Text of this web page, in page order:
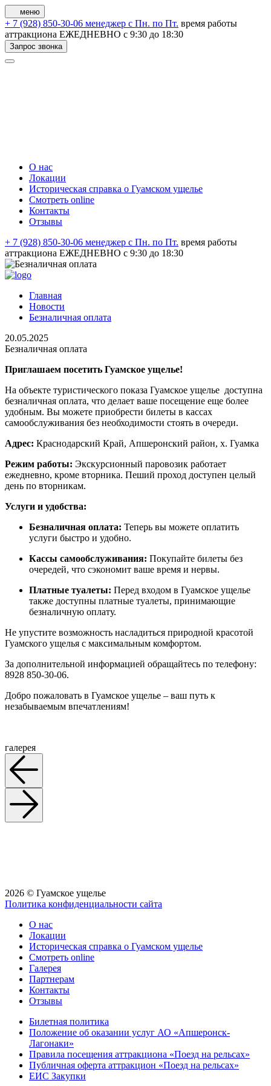
меню
+ 7 (928) 850-30-06 менеджер с Пн. по Пт. время работы
аттракциона ЕЖЕДНЕВНО с 9:30 до 18:30
Запрос звонка
О нас
Локации
Историческая справка о Гуамском ущелье
Смотреть online
Контакты
Отзывы
+ 7 (928) 850-30-06 менеджер с Пн. по Пт. время работы
аттракциона ЕЖЕДНЕВНО с 9:30 до 18:30
Главная
Новости
Безналичная оплата
20.05.2025
Безналичная оплата
Приглашаем посетить Гуамское ущелье!
На объекте туристического показа Гуамское ущелье доступна
безналичная оплата, что делает ваше посещение еще более
удобным. Вы можете приобрести билеты в кассах
самообслуживания без необходимости стоять в очереди.
Адрес: Краснодарский Край, Апшеронский район, х. Гуамка
Режим работы: Экскурсионный паровозик работает
ежедневно, кроме вторника. Пеший проход доступен целый
день по вторникам.
Услуги и удобства:
Безналичная оплата: Теперь вы можете оплатить
услуги быстро и удобно.
Кассы самообслуживания: Покупайте билеты без
очередей, что сэкономит ваше время и нервы.
Платные туалеты: Перед входом в Гуамское ущелье
также доступны платные туалеты, принимающие
безналичную оплату.
Не упустите возможность насладиться природной красотой
Гуамского ущелья с максимальным комфортом.
За дополнительной информацией обращайтесь по телефону:
8928 850-30-06.
Добро пожаловать в Гуамское ущелье – ваш путь к
незабываемым впечатлениям!
галерея
2026 © Гуамское ущелье
Политика конфиденциальности сайта
О нас
Локации
Историческая справка о Гуамском ущелье
Смотреть online
Галерея
Партнерам
Контакты
Отзывы
Билетная политика
Положение об оказании услуг АО «Апшеронск-
Лагонаки»
Правила посещения аттракциона «Поезд на рельсах»
Публичная оферта аттракцион «Поезд на рельсах»
ЕИС Закупки